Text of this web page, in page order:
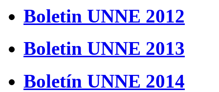
Boletin UNNE 2012
Boletin UNNE 2013
Boletín UNNE 2014